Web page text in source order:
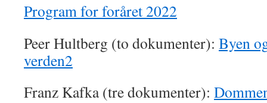
Program for foråret 2022
Peer Hultberg (to dokumenter): Byen
verden2
Franz Kafka (tre dokumenter):